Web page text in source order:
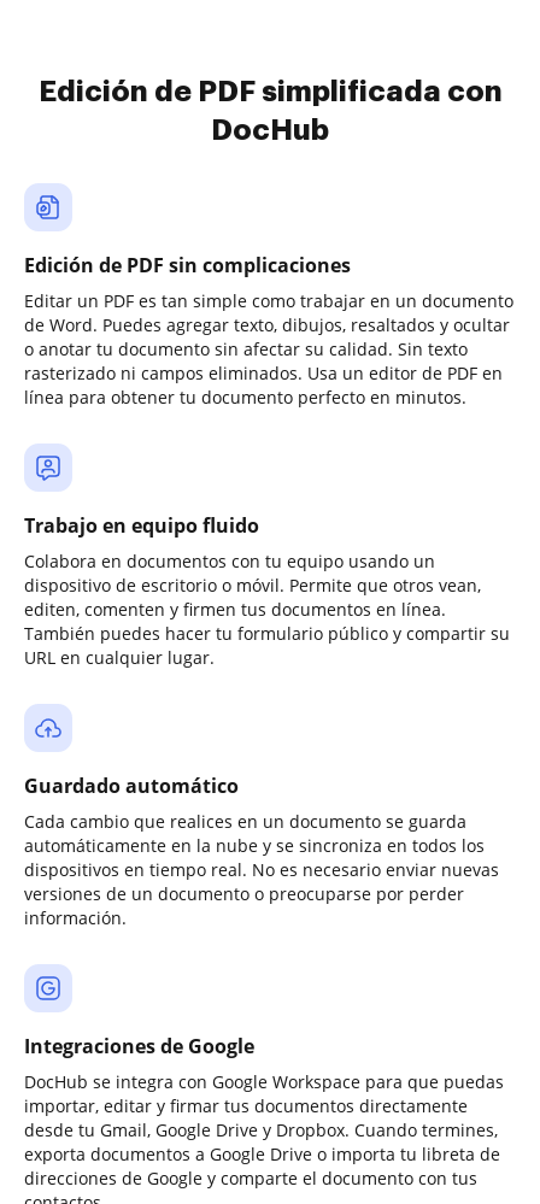
Edición de PDF simplificada con
DocHub
Edición de PDF sin complicaciones
Editar un PDF es tan simple como trabajar en un documento
de Word. Puedes agregar texto, dibujos, resaltados y ocultar
o anotar tu documento sin afectar su calidad. Sin texto
rasterizado ni campos eliminados. Usa un editor de PDF en
línea para obtener tu documento perfecto en minutos.
Trabajo en equipo fluido
Colabora en documentos con tu equipo usando un
dispositivo de escritorio o móvil. Permite que otros vean,
editen, comenten y firmen tus documentos en línea.
También puedes hacer tu formulario público y compartir su
URL en cualquier lugar.
Guardado automático
Cada cambio que realices en un documento se guarda
automáticamente en la nube y se sincroniza en todos los
dispositivos en tiempo real. No es necesario enviar nuevas
versiones de un documento o preocuparse por perder
información.
Integraciones de Google
DocHub se integra con Google Workspace para que puedas
importar, editar y firmar tus documentos directamente
desde tu Gmail, Google Drive y Dropbox. Cuando termines,
exporta documentos a Google Drive o importa tu libreta de
direcciones de Google y comparte el documento con tus